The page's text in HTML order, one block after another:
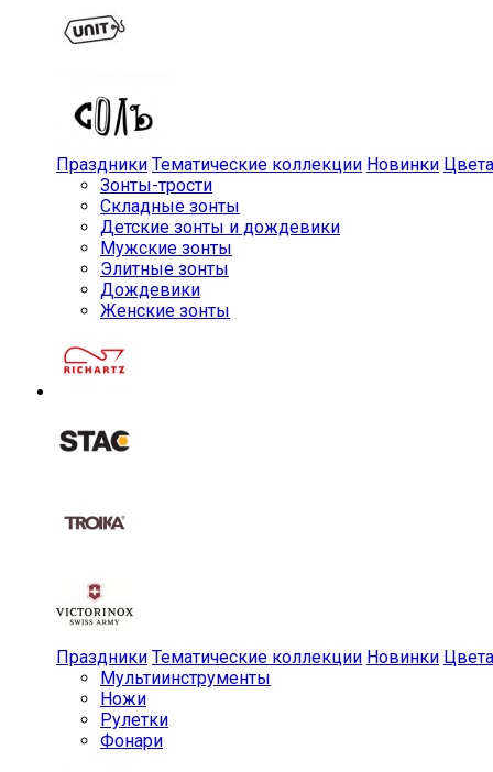
Праздники Тематические коллекции Новинки Цвета
Зонты-трости
Складные зонты
Детские зонты и дождевики
Мужские зонты
Элитные зонты
Дождевики
Женские зонты
Праздники Тематические коллекции Новинки Цвета
Мульти­инструменты
Ножи
Рулетки
Фонари